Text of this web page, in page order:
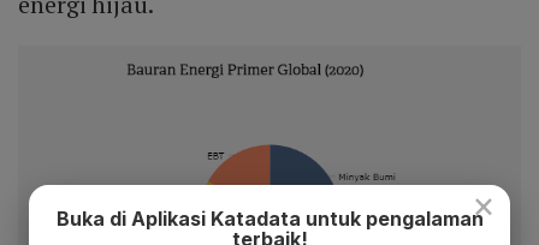
×
Buka di Aplikasi Katadata untuk pengalaman
terbaik!